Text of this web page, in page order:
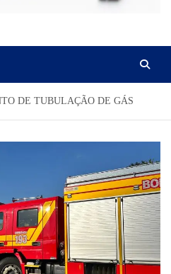
DE TUBULAÇÃO DE GÁS